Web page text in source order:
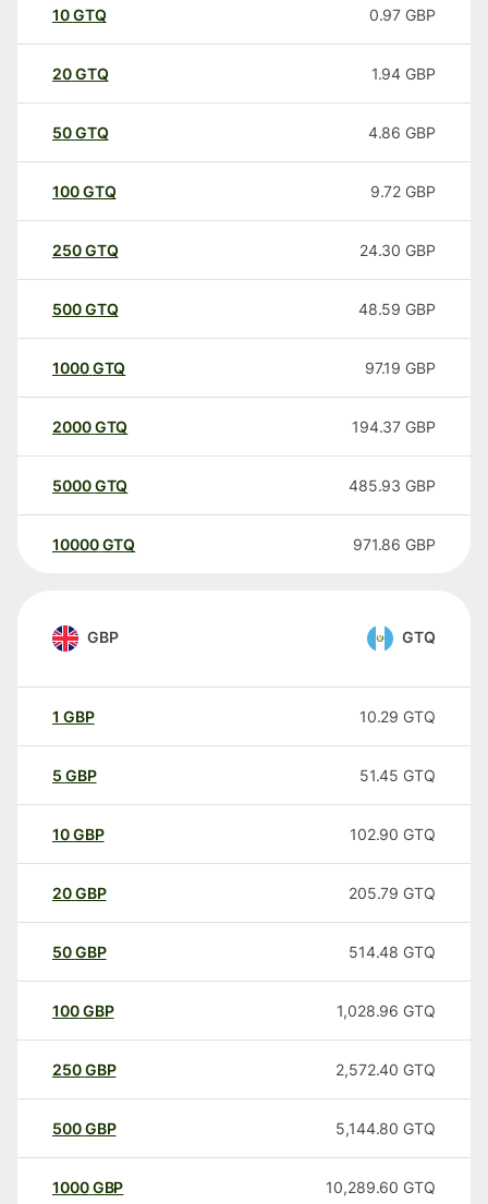
10GTQ 0.97 GBP
20GTQ 1.94 GBP
50GTQ 4.86 GBP
100GTQ 9.72 GBP
250GTQ 24.30 GBP
500GTQ 48.59 GBP
1000GTQ 97.19 GBP
2000GTQ 194.37 GBP
5000GTQ 485.93 GBP
10000 GTQ 971.86 GBP
GBP GTQ
1 GBP 10.29 GTQ
5 GBP 51.45 GTQ
10GBP 102.90 GTQ
20GBP 205.79 GTQ
50GBP 514.48 GTQ
100GBP 1,028.96 GTQ
250GBP 2,572.40 GTQ
500GBP 5,144.80 GTQ
1000GBP 10,289.60 GTQ